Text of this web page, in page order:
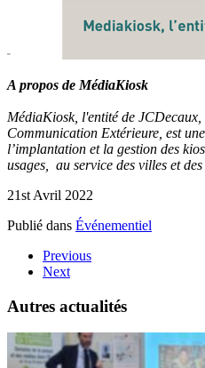
A propos de MédiaKiosk
MédiaKiosk, l'entité de
Communication Extérieure, est
l’implantation et la gestion des
usages, au service des villes et
21st Avril 2022
Publié dans Événementiel
Previous
Next
Autres actualités